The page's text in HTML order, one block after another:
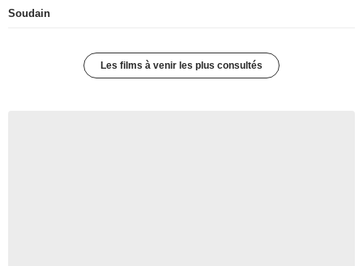
Soudain
Les films à venir les plus consultés